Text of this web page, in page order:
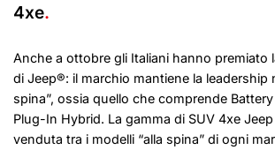
4xe.
Anche a ottobre gli Italiani hanno premiato
di Jeep®: il marchio mantiene la leadership
spina”, ossia quello che comprende
Plug-In Hybrid. La gamma di SUV 4xe
venduta tra i modelli “alla spina” di ogni